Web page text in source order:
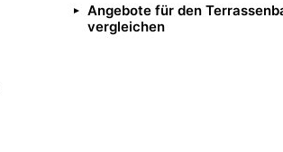
Angebote für den
vergleichen